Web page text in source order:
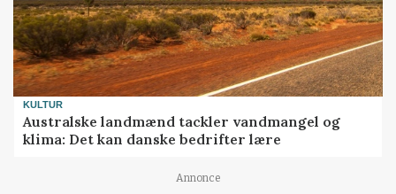
KULTUR
Australske landmænd tackler vandmangel og
klima: Det kan danske bedrifter lære
Annonce